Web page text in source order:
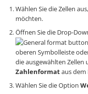
Wählen Sie die Zellen
möchten.
Öffnen Sie die Drop-
oberen Symbolleiste
die ausgewählten Zellen
Zahlenformataus
Wählen Sie die Option